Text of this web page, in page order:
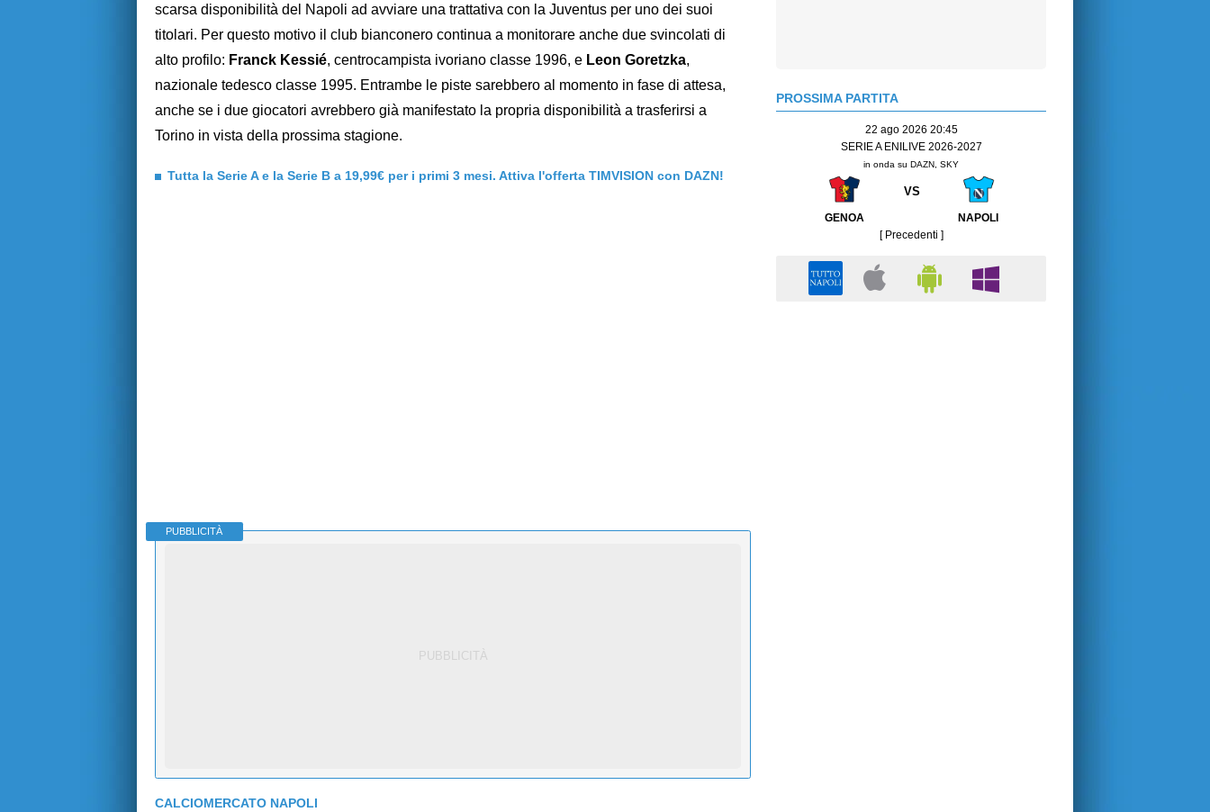
scarsa disponibilità del Napoli ad avviare una trattativa con la Juventus per uno dei suoi
titolari. Per questo motivo il club bianconero continua a monitorare anche due svincolati di
alto profilo: Franck Kessié, centrocampista ivoriano classe 1996, e Leon Goretzka,
nazionale tedesco classe 1995. Entrambe le piste sarebbero al momento in fase di attesa,
anche se i due giocatori avrebbero già manifestato la propria disponibilità a trasferirsi a
Torino in vista della prossima stagione.
Tutta la Serie A e la Serie B a 19,99€ per i primi 3 mesi. Attiva l'offerta TIMVISION con DAZN!
PUBBLICITÀ
CALCIOMERCATO NAPOLI
PROSSIMA PARTITA
22 ago 2026 20:45
SERIE A ENILIVE 2026-2027
in onda su DAZN, SKY
VS
GENOA
NAPOLI
[ Precedenti ]